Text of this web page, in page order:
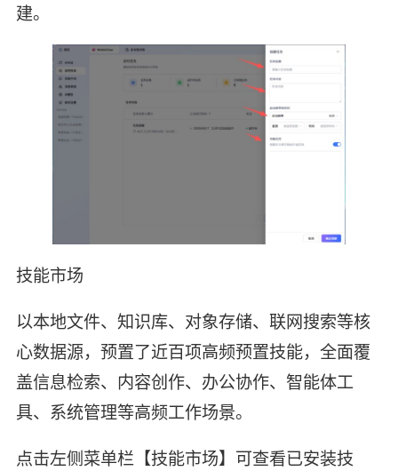
建。
技能市场
以本地文件、知识库、对象存储、联网搜索等核
心数据源，预置了近百项高频预置技能，全面覆
盖信息检索、内容创作、办公协作、智能体工
具、系统管理等高频工作场景。
点击左侧菜单栏【技能市场】可查看已安装技